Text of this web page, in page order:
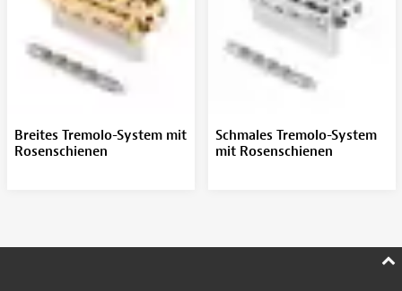
Breites Tremolo-System mit
Rosenschienen
Schmales Tremolo-System
mit Rosenschienen